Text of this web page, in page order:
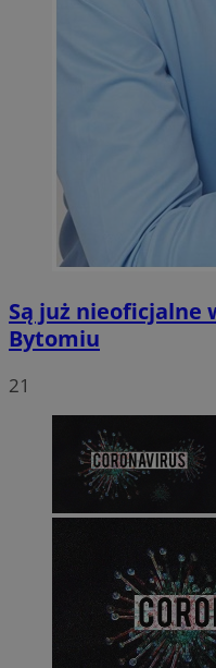
Są już nieoficjalne
Bytomiu
21